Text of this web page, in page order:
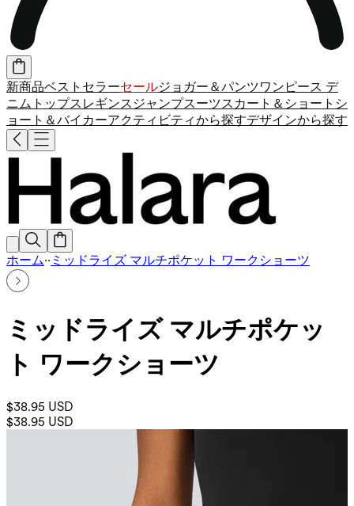
新商品ベストセラーセールジョガー＆パンツワンピース デ
ニム トップス レギンス ジャンプスーツスカート＆ショート シ
ョート＆バイカーアクティビティから探すデザインから探す
ホーム·· ミッドライズ マルチポケット ワークショーツ
ミッドライズ マルチポケッ
ト ワークショーツ
$38.95 USD
$38.95 USD